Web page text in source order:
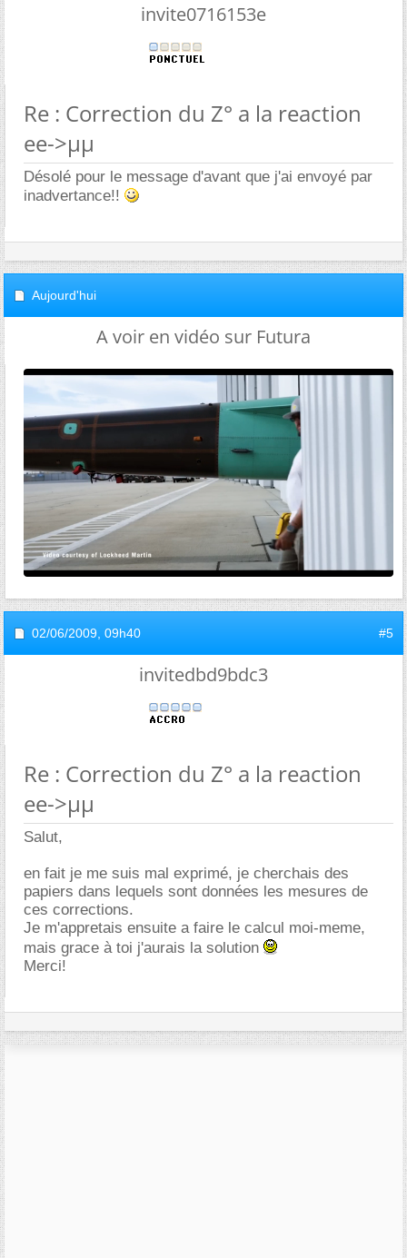
invite0716153e
Re : Correction du Z° a la reaction
ee->µµ
Désolé pour le message d'avant que j'ai envoyé par
inadvertance!!
Aujourd'hui
A voir en vidéo sur Futura
02/06/2009, 09h40 #5
invitedbd9bdc3
Re : Correction du Z° a la reaction
ee->µµ
Salut,
en fait je me suis mal exprimé, je cherchais des
papiers dans lequels sont données les mesures de
ces corrections.
Je m'appretais ensuite a faire le calcul moi-meme,
mais grace à toi j'aurais la solution
Merci!